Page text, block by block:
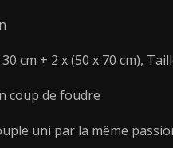
cm + 2 x (50 x 70 cm),
coup de foudre
uni par la même